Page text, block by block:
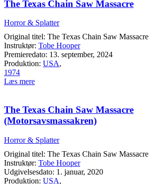
The Texas Chain Saw Massacre
Horror & Splatter
Original titel: The Texas Chain Saw Massacre
Instruktør: Tobe Hooper
Premieredato: 13. september, 2024
Produktion: USA,
1974
Læs mere
The Texas Chain Saw Massacre
(Motorsavsmassakren)
Horror & Splatter
Original titel: The Texas Chain Saw Massacre
Instruktør: Tobe Hooper
Udgivelsesdato: 1. januar, 2020
Produktion: USA,